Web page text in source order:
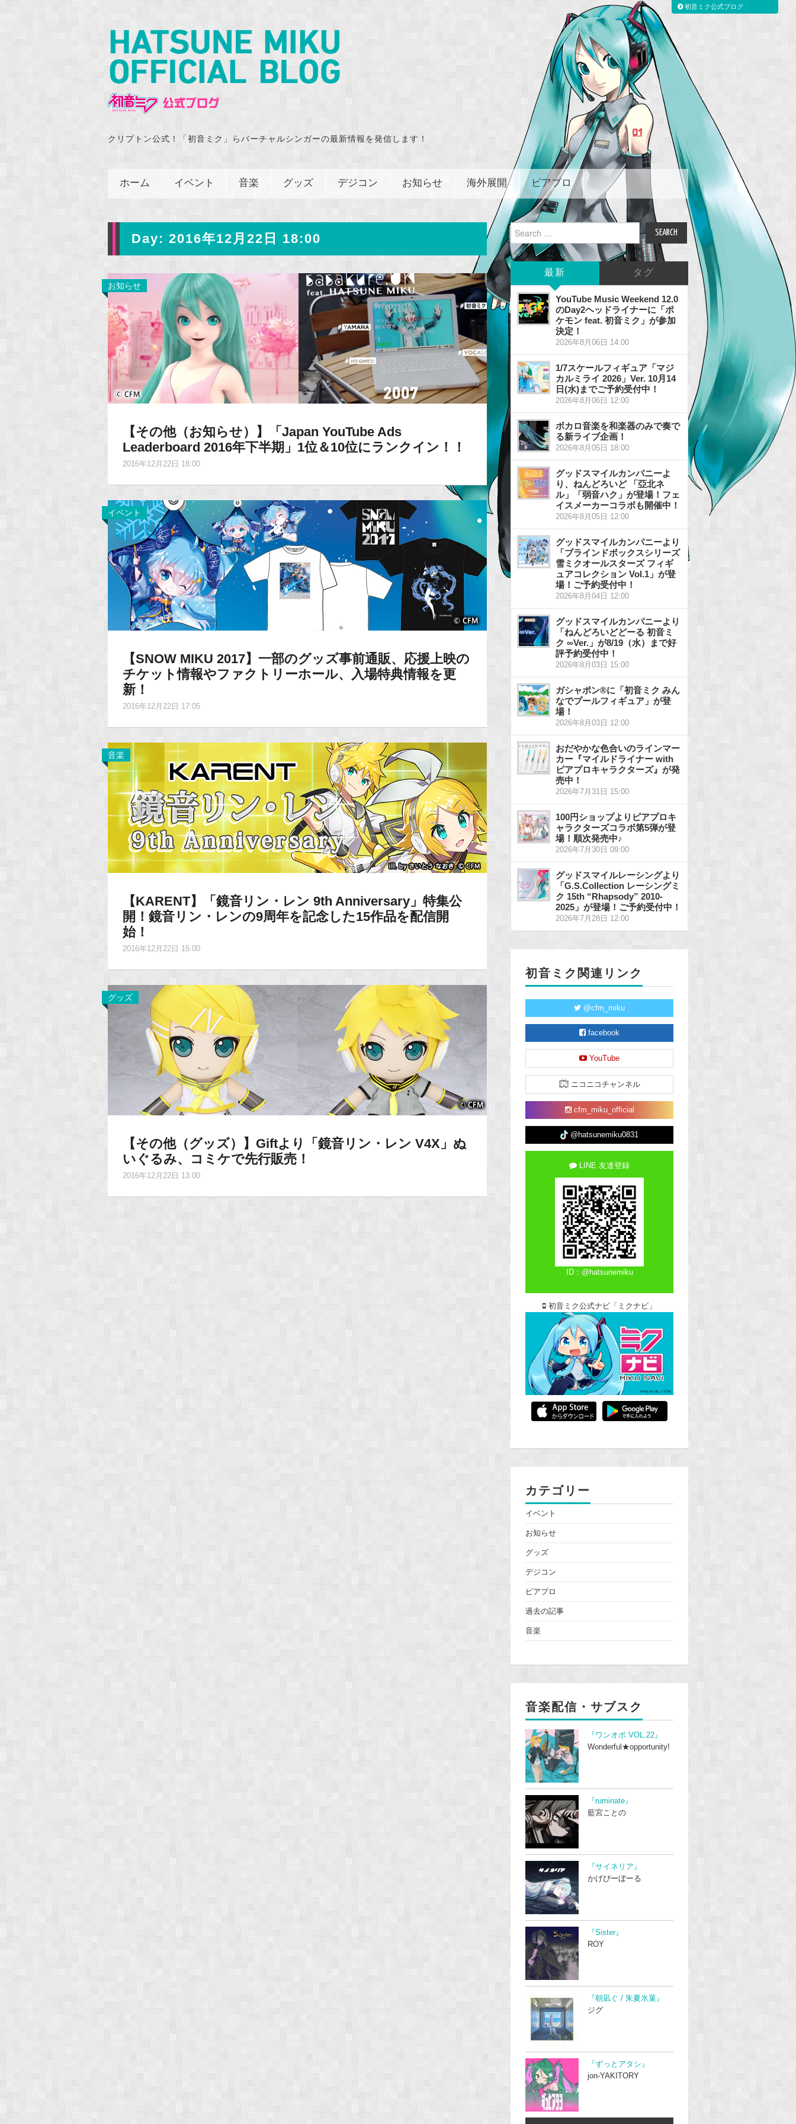
クリプトン公式！「初音ミク」らバーチャルシンガーの最新情報を発信します！
ホーム イベント 音楽 グッズ デジコン お知らせ 海外展開 ピアプロ
Day: 2016年12月22日 18:00
お知らせ
【その他（お知らせ）】「Japan YouTube Ads
Leaderboard 2016年下半期」1位＆10位にランクイン！！
2016年12月22日 18:00
イベント
【SNOW MIKU 2017】一部のグッズ事前通販、応援上映の
チケット情報やファクトリーホール、入場特典情報を更
新！
2016年12月22日 17:05
音楽
【KARENT】「鏡音リン・レン 9th Anniversary」特集公
開！鏡音リン・レンの9周年を記念した15作品を配信開
始！
2016年12月22日 15:00
グッズ
【その他（グッズ）】Giftより「鏡音リン・レン V4X」ぬ
いぐるみ、コミケで先行販売！
2016年12月22日 13:00
Search
for:
最新 タグ
YouTube Music Weekend 12.0
のDay2ヘッドライナーに「ポ
ケモン feat. 初音ミク」が参加
決定！
2026年8月06日 14:00
1/7スケールフィギュア「マジ
カルミライ 2026」Ver. 10月14
日(水)までご予約受付中！
2026年8月06日 12:00
ボカロ音楽を和楽器のみで奏で
る新ライブ企画！
2026年8月05日 18:00
グッドスマイルカンパニーよ
り、ねんどろいど 「亞北ネ
ル」「弱音ハク」が登場！フェ
イスメーカーコラボも開催中！
2026年8月05日 12:00
グッドスマイルカンパニーより
「ブラインドボックスシリーズ
雪ミクオールスターズ フィギ
ュアコレクション Vol.1」が登
場！ご予約受付中！
2026年8月04日 12:00
グッドスマイルカンパニーより
「ねんどろいどどーる 初音ミ
ク ∞Ver.」が8/19（水）まで好
評予約受付中！
2026年8月03日 15:00
ガシャポン®に「初音ミク みん
なでプールフィギュア」が登
場！
2026年8月03日 12:00
おだやかな色合いのラインマー
カー『マイルドライナー with
ピアプロキャラクターズ』が発
売中！
2026年7月31日 15:00
100円ショップよりピアプロキ
ャラクターズコラボ第5弾が登
場！順次発売中♪
2026年7月30日 09:00
グッドスマイルレーシングより
「G.S.Collection レーシングミ
ク 15th “Rhapsody” 2010-
2025」が登場！ご予約受付中！
2026年7月28日 12:00
初音ミク関連リンク
@cfm_miku
facebook
YouTube
ニコニコチャンネル
cfm_miku_official
@hatsunemiku0831
LINE 友達登録
ID：@hatsunemiku
初音ミク公式ナビ「ミクナビ」
カテゴリー
イベント
お知らせ
グッズ
デジコン
ピアプロ
過去の記事
音楽
音楽配信・サブスク
『ワンオポ VOL.22』
Wonderful★opportunity!
『ruminate』
藍宮ことの
『サイネリア』
かげぴーぼーる
『Sister』
ROY
『朝凪ぐ / 朱夏氷菓』
ジグ
『ずっとアタシ』
jon-YAKITORY
初音ミク公式ブログ